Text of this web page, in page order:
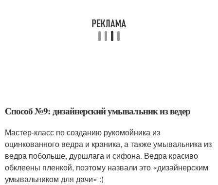
Способ №9: дизайнерский умывальник из ведер
Мастер-класс по созданию рукомойника из
оцинкованного ведра и краника, а также умывальника из
ведра побольше, дуршлага и сифона. Ведра красиво
обклеены пленкой, поэтому назвали это «дизайнерским
умывальником для дачи» :)